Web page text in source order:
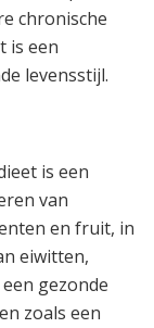
chronische
is een
levensstijl.
is een
van
en fruit, in
eiwitten,
gezonde
zoals een